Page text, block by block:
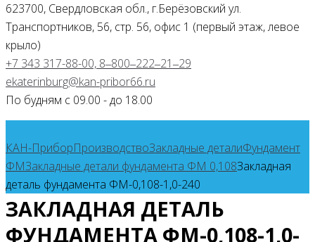
623700, Свердловская обл., г.Берёзовский ул.
Транспортников, 56, стр. 56, офис 1 (первый этаж, левое
крыло)
+7 343 317-88-00, 8‒800‒222‒21‒29
ekaterinburg@kan-pribor66.ru
По будням с 09.00 - до 18.00
КАН-ПриборПроизводствоЗакладные деталиФундамент
ФМЗакладные детали фундамента ФМ 0,108Закладная
деталь фундамента ФМ-0,108-1,0-240
ЗАКЛАДНАЯ ДЕТАЛЬ
ФУНДАМЕНТА ФМ-0,108-1,0-